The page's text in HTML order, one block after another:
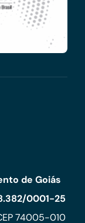
de Goiás
0001-25
74005-010